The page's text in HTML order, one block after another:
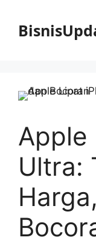
Apple
Ultra: